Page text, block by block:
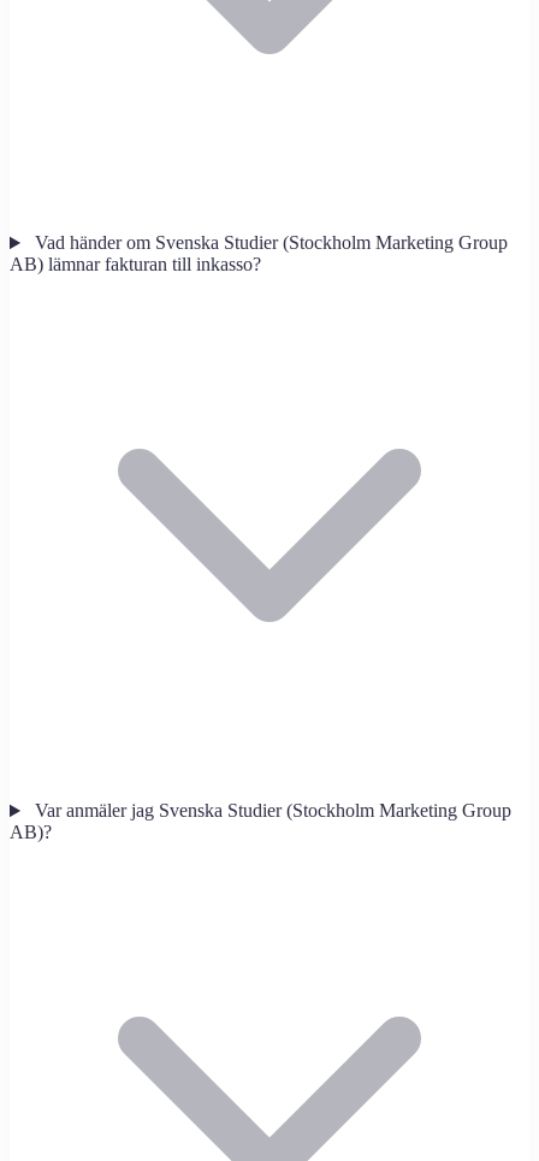
Vad händer om Svenska Studier (Stockholm Marketing Group
AB) lämnar fakturan till inkasso?
Var anmäler jag Svenska Studier (Stockholm Marketing Group
AB)?